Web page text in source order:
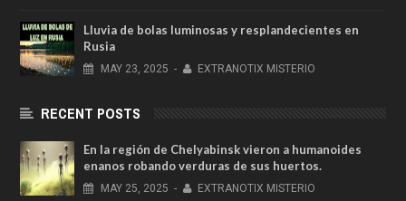
Lluvia de bolas luminosas y resplandecientes en
Rusia
MAY 23, 2025 - EXTRANOTIX MISTERIO
RECENT POSTS
En la región de Chelyabinsk vieron a humanoides
enanos robando verduras de sus huertos.
MAY 25, 2025 - EXTRANOTIX MISTERIO